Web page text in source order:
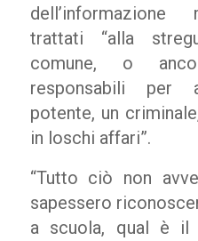
dell’informazione
trattati “alla
comune, o
responsabili per
potente, un
in loschi affari”.
“Tutto ciò non
sapessero
a scuola, qual è